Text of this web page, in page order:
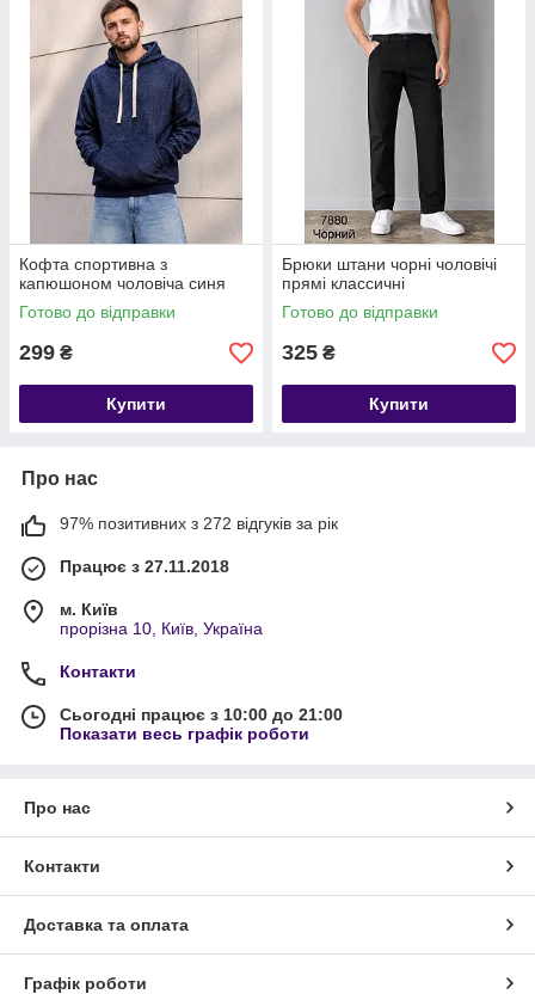
Кофта спортивна з
капюшоном чоловіча синя
Готово до відправки
299 ₴
Купити
Брюки штани чорні чоловічі
прямі классичні
Готово до відправки
325 ₴
Купити
Про нас
97% позитивних з 272 відгуків за рік
Працює з 27.11.2018
м. Київ
прорізна 10, Київ, Україна
Контакти
Сьогодні працює з 10:00 до 21:00
Показати весь графік роботи
Про нас
Контакти
Доставка та оплата
Графік роботи